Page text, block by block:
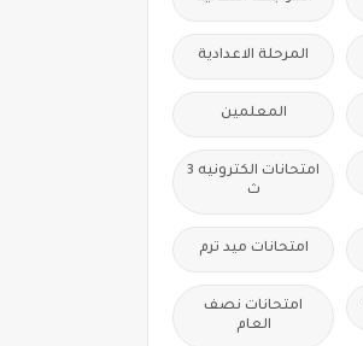
المرحلة الاعدادية
المعلمين
امتحانات الكترونيه 3
ث
امتحانات ميد ترم
امتحانات نصف
العام